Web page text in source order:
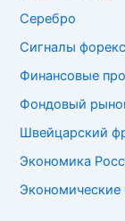
Серебро
Сигналы форекс
Финансовые
Фондовый
Швейцарский
Экономика
Экономические